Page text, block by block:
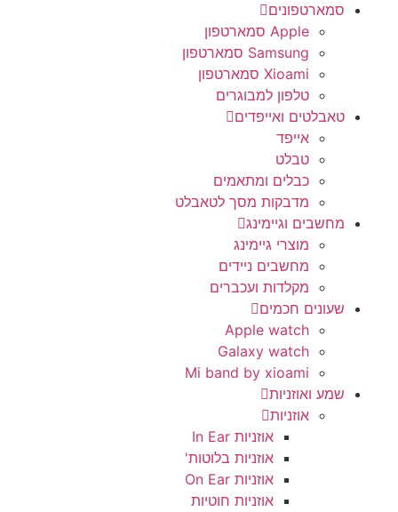
סמארטפונים
Apple סמארטפון
Samsung סמארטפון
Xioami סמארטפון
טלפון למבוגרים
טאבלטים ואייפדים
אייפד
טבלט
כבלים ומתאמים
מדבקות מסך לטאבלט
מחשבים וגיימינג
מוצרי גיימינג
מחשבים ניידים
מקלדות ועכברים
שעונים חכמים
Apple watch
Galaxy watch
Mi band by xioami
שמע ואוזניות
אוזניות
אוזניות In Ear
אוזניות בלוטות'
אוזניות On Ear
אוזניות חוטיות